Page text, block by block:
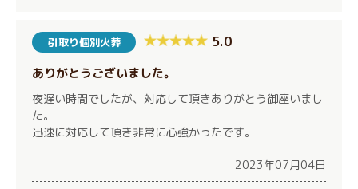
引取り個別火葬 5.0
ありがとうございました。
夜遅い時間でしたが、対応して頂きありがとう御座いまし
た。
迅速に対応して頂き非常に心強かったです。
2023年07月04日